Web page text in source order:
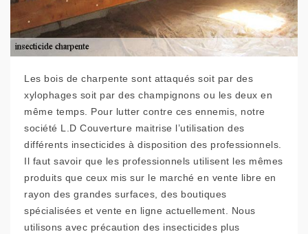
Les bois de charpente sont attaqués soit par des
xylophages soit par des champignons ou les deux en
même temps. Pour lutter contre ces ennemis, notre
société L.D Couverture maitrise l’utilisation des
différents insecticides à disposition des professionnels.
Il faut savoir que les professionnels utilisent les mêmes
produits que ceux mis sur le marché en vente libre en
rayon des grandes surfaces, des boutiques
spécialisées et vente en ligne actuellement. Nous
utilisons avec précaution des insecticides plus